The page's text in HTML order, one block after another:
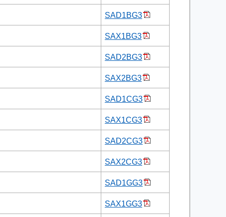
SAD1BG3
SAX1BG3
SAD2BG3
SAX2BG3
SAD1CG3
SAX1CG3
SAD2CG3
SAX2CG3
SAD1GG3
SAX1GG3